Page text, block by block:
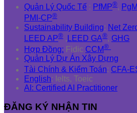
Quản Lý Quốc Tế : PfMP®,
PMI-CP®
Sustainability Building: Net
LEED AP® , LEED GA®, GHG
Hợp Đồng: Fidic CCM®
Quản Lý Dự Án Xây Dựng
Tài Chính & Kiểm Toán: CFA-
English: Ielts, Toeic
AI: Certified AI Practitioner
ĐĂNG KÝ NHẬN TIN